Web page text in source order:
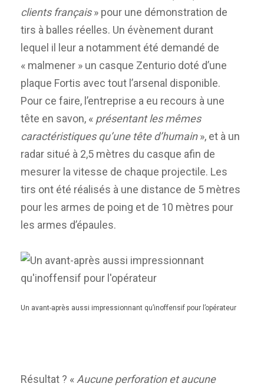
clients français» pour une démonstration de
tirs à balles réelles. Un évènement durant
lequel il leur a notamment été demandé de
« malmener » un casque Zenturio doté d’une
plaque Fortis avec tout l’arsenal disponible.
Pour ce faire, l’entreprise a eu recours à une
tête en savon, « présentant les mêmes
caractéristiques qu’une tête d’humain», et à un
radar situé à 2,5 mètres du casque afin de
mesurer la vitesse de chaque projectile. Les
tirs ont été réalisés à une distance de 5 mètres
pour les armes de poing et de 10 mètres pour
les armes d’épaules.
Un avant-après aussi impressionnant qu’inoffensif pour l’opérateur
Résultat ? « Aucune perforation et aucune